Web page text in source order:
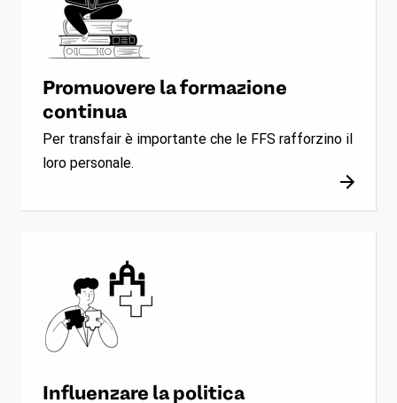
Promuovere la formazione
continua
Per transfair è importante che le FFS rafforzino il
loro personale.
Influenzare la politica